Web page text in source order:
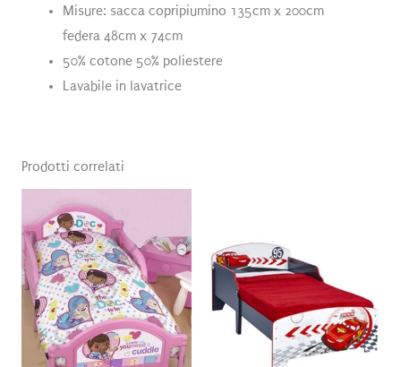
Misure: sacca copripiumino 135cm x 200cm
federa 48cm x 74cm
50% cotone 50% poliestere
Lavabile in lavatrice
Prodotti correlati